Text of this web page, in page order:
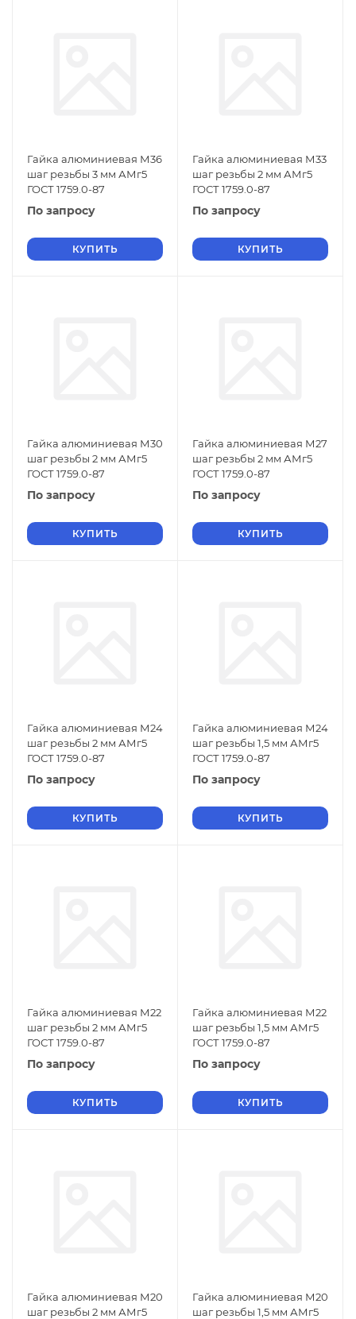
Гайка алюминиевая М36
шаг резьбы 3 мм АМг5
ГОСТ 1759.0-87
По запросу
КУПИТЬ
Гайка алюминиевая М33
шаг резьбы 2 мм АМг5
ГОСТ 1759.0-87
По запросу
КУПИТЬ
Гайка алюминиевая М30
шаг резьбы 2 мм АМг5
ГОСТ 1759.0-87
По запросу
КУПИТЬ
Гайка алюминиевая М27
шаг резьбы 2 мм АМг5
ГОСТ 1759.0-87
По запросу
КУПИТЬ
Гайка алюминиевая М24
шаг резьбы 2 мм АМг5
ГОСТ 1759.0-87
По запросу
КУПИТЬ
Гайка алюминиевая М24
шаг резьбы 1,5 мм АМг5
ГОСТ 1759.0-87
По запросу
КУПИТЬ
Гайка алюминиевая М22
шаг резьбы 2 мм АМг5
ГОСТ 1759.0-87
По запросу
КУПИТЬ
Гайка алюминиевая М22
шаг резьбы 1,5 мм АМг5
ГОСТ 1759.0-87
По запросу
КУПИТЬ
Гайка алюминиевая М20
шаг резьбы 2 мм АМг5
Гайка алюминиевая М20
шаг резьбы 1,5 мм АМг5